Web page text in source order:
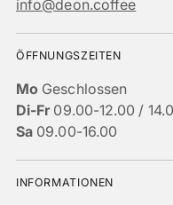
info@deon.coffee
ÖFFNUNGSZEITEN
Mo Geschlossen
Di-Fr09.00-12.00 /
Sa 09.00-16.00
INFORMATIONEN